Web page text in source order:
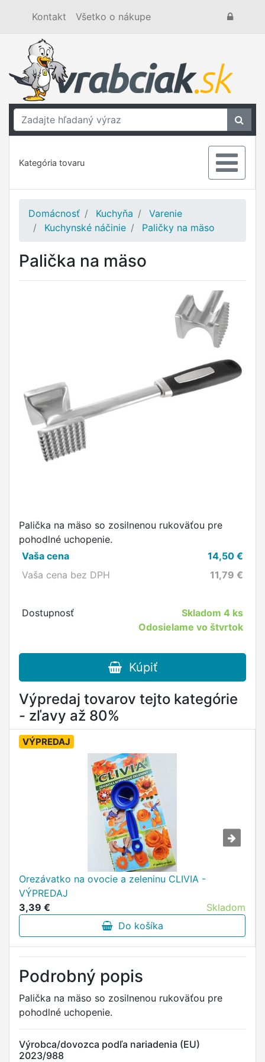
Kontakt Všetko o nákupe
Kategória tovaru
Domácnosť Kuchyňa
Varenie
Kuchynské náčinie
Paličky na mäso
Palička na mäso
Palička na mäso so zosilnenou rukoväťou pre
pohodlné uchopenie.
Vaša cena
14,50 €
Vaša cena bez DPH
11,79 €
Dostupnosť Skladom4 ks
Odosielame vo štvrtok
Kúpiť
Výpredaj tovarov tejto kategórie
- zľavy až 80%
VÝPREDAJ
Orezávatko na ovocie a zeleninu CLIVIA -
VÝPREDAJ
3,39 €
Skladom
Do košíka
Podrobný popis
Palička na mäso so zosilnenou rukoväťou pre
pohodlné uchopenie.
Výrobca/dovozca podľa nariadenia (EU)
2023/988